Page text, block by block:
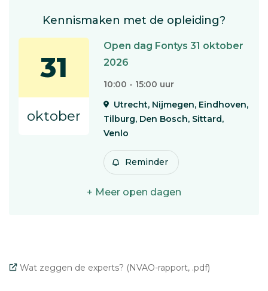
Kennismaken met de opleiding?
31
oktober
Open dag Fontys 31 oktober
2026
10:00 - 15:00 uur
Utrecht, Nijmegen, Eindhoven,
Tilburg, Den Bosch, Sittard,
Venlo
Reminder
+ Meer open dagen
Wat zeggen de experts? (NVAO-rapport, .pdf)